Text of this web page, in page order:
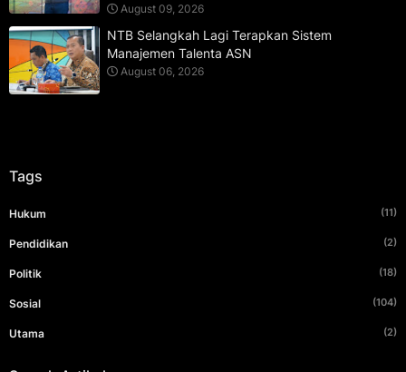
August 09, 2026
NTB Selangkah Lagi Terapkan Sistem
Manajemen Talenta ASN
August 06, 2026
Tags
Hukum (11)
Pendidikan (2)
Politik (18)
Sosial (104)
Utama (2)